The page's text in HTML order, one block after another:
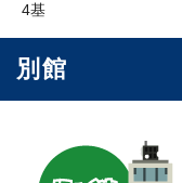
4基
別館